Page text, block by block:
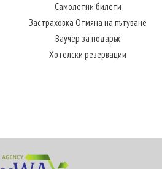
Самолетни билети
Застраховка Отмяна на пътуване
Ваучер за подарък
Хотелски резервации